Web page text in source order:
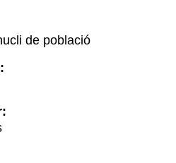
de població